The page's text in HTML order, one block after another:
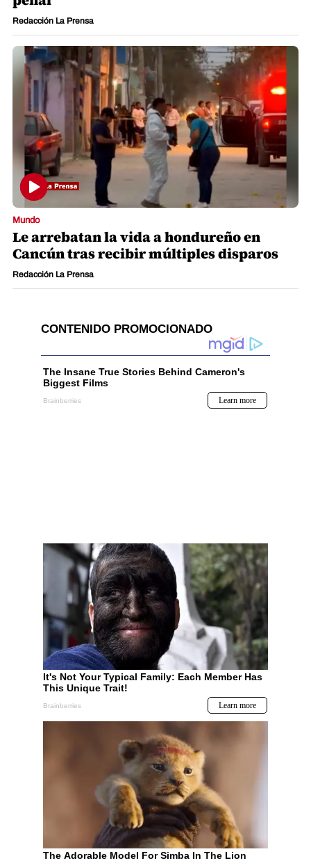
Redacción La Prensa
Mundo
Le arrebatan la vida a hondureño en
Cancún tras recibir múltiples disparos
Redacción La Prensa